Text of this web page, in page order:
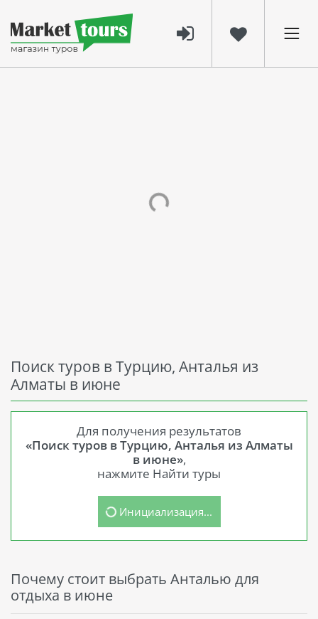
Поиск туров в Турцию, Анталья из
Алматы в июне
Для получения результатов
«Поиск туров в Турцию, Анталья из Алматы
в июне»,
нажмите Найти туры
Инициализация...
Почему стоит выбрать Анталью для
отдыха в июне